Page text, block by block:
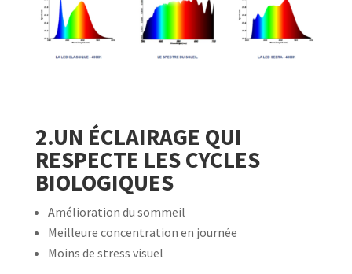
2.UN ÉCLAIRAGE QUI
RESPECTE LES CYCLES
BIOLOGIQUES
Amélioration du sommeil
Meilleure concentration en journée
Moins de stress visuel